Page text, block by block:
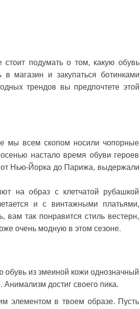
стоит подумать о том, какую обувь
магазин и закупаться ботинками
трендов вы предпочтете этой
мы всем скопом носили чопорные
настало время обуви героев
Нью-Йорка до Парижа, выдержали
на образ с клетчатой рубашкой
и с винтажными платьями,
так понравится стиль вестерн,
очень модную в этом сезоне.
обувь из змеиной кожи однозначный
достиг своего пика.
элементом в твоем образе. Пусть